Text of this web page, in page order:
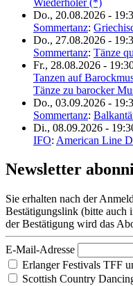
Do., 20.08.2026 -
Sommertanz:
Do., 27.08.2026 -
Sommertanz: Tänze
Fr., 28.08.2026 -
Tanzen auf
Tänze zu barocker
Do., 03.09.2026 -
Sommertanz:
Di., 08.09.2026 -
IFO: American Line
Newsletter
Sie erhalten nach der
Bestätigungslink (bitte auch
der Bestätigung wird das
E-Mail-Adresse
Erlanger Festivals TFF
Scottish Country